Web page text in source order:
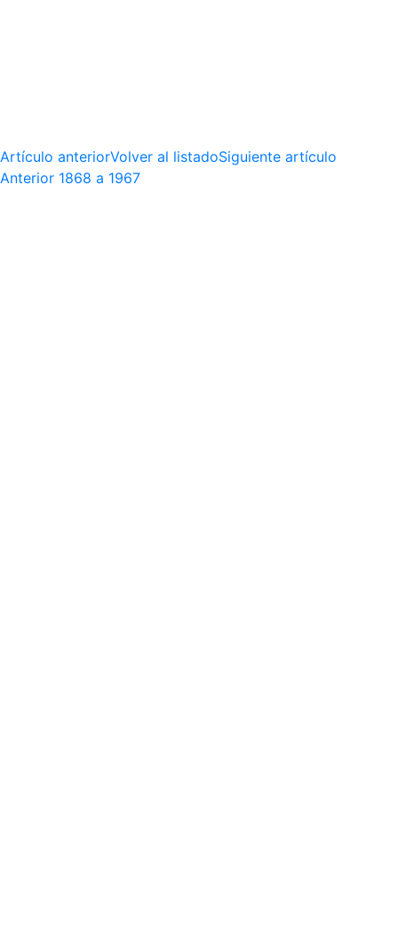
Artículo anteriorVolver al listadoSiguiente artículo
Anterior 1868 a 1967